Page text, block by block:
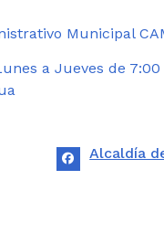
Municipal
a Jueves de
Alcaldía